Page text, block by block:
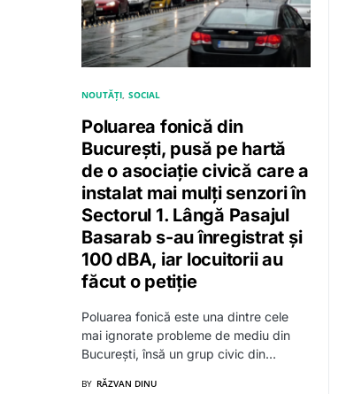
NOUTĂȚI SOCIAL
Poluarea fonică din
București, pusă pe hartă
de o asociație civică care a
instalat mai mulți senzori în
Sectorul 1. Lângă Pasajul
Basarab s-au înregistrat și
100 dBA, iar locuitorii au
făcut o petiție
Poluarea fonică este una dintre cele
mai ignorate probleme de mediu din
București, însă un grup civic din…
BY RĂZVAN DINU